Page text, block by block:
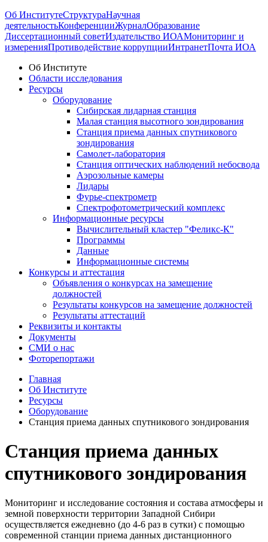
Об ИнститутеСтруктураНаучная
деятельностьКонференцииЖурналОбразование
Диссертационный советИздательство ИОАМониторинг и
измеренияПротиводействие коррупцииИнтранетПочта ИОА
Об Институте
Области исследования
Ресурсы
Оборудование
Сибирская лидарная станция
Малая станция высотного зондирования
Станция приема данных спутникового
зондирования
Самолет-лаборатория
Станция оптических наблюдений небосвода
Аэрозольные камеры
Лидары
Фурье-спектрометр
Спектрофотометрический комплекс
Информационные ресурсы
Вычислительный кластер "Феликс-К"
Программы
Данные
Информационные системы
Конкурсы и аттестация
Объявления о конкурсах на замещение
должностей
Результаты конкурсов на замещение должностей
Результаты аттестаций
Реквизиты и контакты
Документы
СМИ о нас
Фоторепортажи
Главная
Об Институте
Ресурсы
Оборудование
Станция приема данных спутникового зондирования
Станция приема данных
спутникового зондирования
Мониторинг и исследование состояния и состава атмосферы и
земной поверхности территории Западной Сибири
осуществляется ежедневно (до 4-6 раз в сутки) с помощью
современной станции приема данных дистанционного